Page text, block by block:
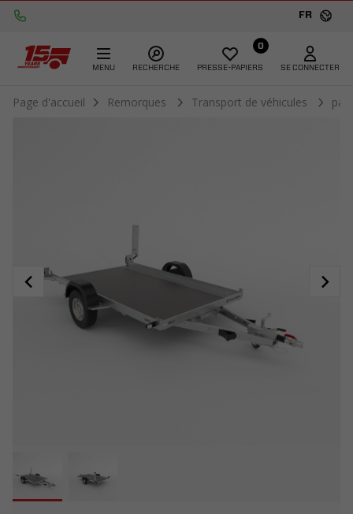
FR
MENU RECHERCHE
0
PRESSE-PAPIERS SE CONNECTER
Page d'accueil Remorques Transport de véhicules par